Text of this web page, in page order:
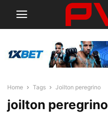
Home Tags Joilton peregrino
joilton peregrino